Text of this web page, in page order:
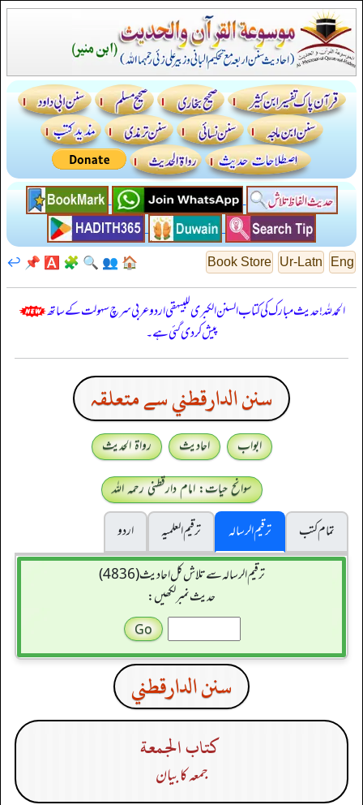
Eng
Ur-Latn
Book Store
🏠
👥
🔍
🧩
🅰️
📌
↩️
الحمدللہ! حدیث مبارک کی کتاب السنن الكبرى للبيهقي اردو عربی سرچ سہولت کے ساتھ
پیش کر دی گئی ہے۔
سنن الدارقطني سے متعلقہ
ابواب احادیث
رواۃ الحدیث
سوانح حیات: امام دارقطنی رحمہ اللہ
تمام کتب
ترقیم الرسالہ ترقیم العلمیہ
اردو
ترقیم الرسالہ سے تلاش کل احادیث (4836)
حدیث نمبر لکھیں:
سنن الدارقطني
كتاب الجمعة
جمعہ کا بیان